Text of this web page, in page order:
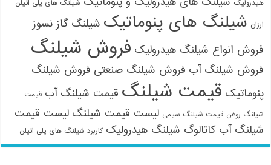
هیدرولیک
شیلنگ های پلی اتیلن
ارزان شیلنگ های پنوماتیک شیلنگ گاز نسوز
فروش انواع شیلنگ هیدرولیک فروش شیلنگ
فروش شیلنگ آب فروش شیلنگ صنعتی فروش شیلنگ
پنوماتیک قیمت شیلنگ قیمت شیلنگ آب قیمت
شیلنگ روغن قیمت شیلنگ سیمی لیست قیمت شیلنگ لیست قیمت
شیلنگ آب کاتالوگ شیلنگ هیدرولیک کاربرد شیلنگ های پلی اتیلن